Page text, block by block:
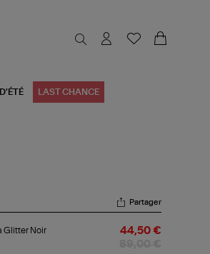
LAST CHANCE
Partager
Glitter Noir
44,50 €